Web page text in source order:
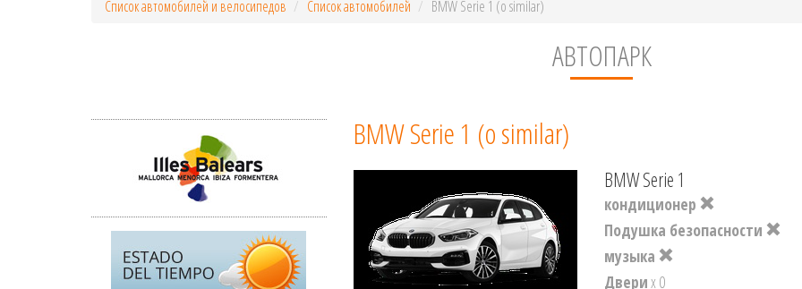
Список автомобилей и велосипедов Список автомобилей BMW Serie 1 (o similar)
АВТОПАРК
BMW Serie 1 (o similar)
BMW Serie 1
кондиционер
Подушка безопасности
музыка
Двериx 0